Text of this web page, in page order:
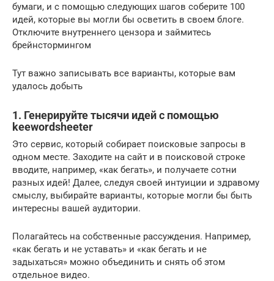
бумаги, и с помощью следующих шагов соберите 100
идей, которые вы могли бы осветить в своем блоге.
Отключите внутреннего цензора и займитесь
брейнстормингом
Тут важно записывать все варианты, которые вам
удалось добыть
1. Генерируйте тысячи идей с помощью
keewordsheeter
Это сервис, который собирает поисковые запросы в
одном месте. Заходите на сайт и в поисковой строке
вводите, например, «как бегать», и получаете сотни
разных идей! Далее, следуя своей интуиции и здравому
смыслу, выбирайте варианты, которые могли бы быть
интересны вашей аудитории.
Полагайтесь на собственные рассуждения. Например,
«как бегать и не уставать» и «как бегать и не
задыхаться» можно объединить и снять об этом
отдельное видео.